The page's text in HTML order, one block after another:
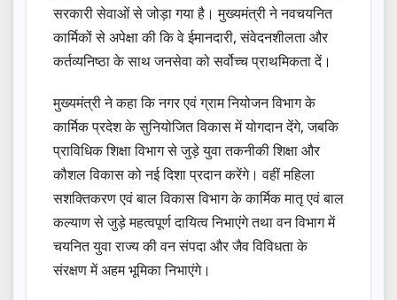
सरकारी सेवाओं से जोड़ा गया है। मुख्यमंत्री ने नवचयनित
कार्मिकों से अपेक्षा की कि वे ईमानदारी, संवेदनशीलता और
कर्तव्यनिष्ठा के साथ जनसेवा को सर्वोच्च प्राथमिकता दें।
मुख्यमंत्री ने कहा कि नगर एवं ग्राम नियोजन विभाग के
कार्मिक प्रदेश के सुनियोजित विकास में योगदान देंगे, जबकि
प्राविधिक शिक्षा विभाग से जुड़े युवा तकनीकी शिक्षा और
कौशल विकास को नई दिशा प्रदान करेंगे। वहीं महिला
सशक्तिकरण एवं बाल विकास विभाग के कार्मिक मातृ एवं बाल
कल्याण से जुड़े महत्वपूर्ण दायित्व निभाएंगे तथा वन विभाग में
चयनित युवा राज्य की वन संपदा और जैव विविधता के
संरक्षण में अहम भूमिका निभाएंगे।